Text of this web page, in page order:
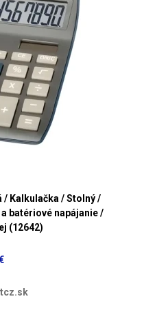
/ Kalkulačka / Stolný /
batériové napájanie /
(12642)